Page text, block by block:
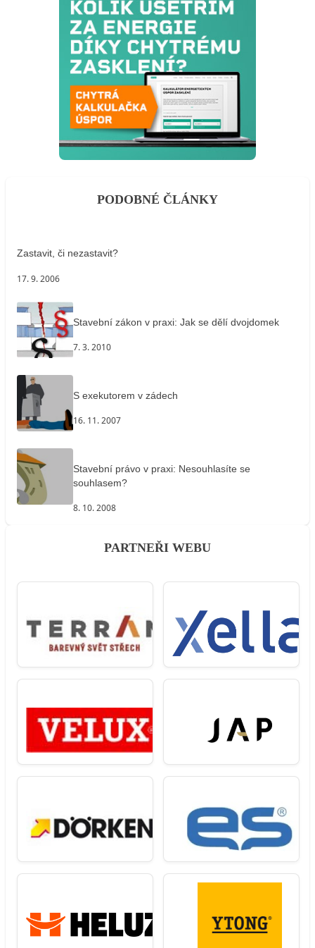
PODOBNÉ ČLÁNKY
Zastavit, či nezastavit?
17. 9. 2006
Stavební zákon v praxi: Jak se dělí dvojdomek
7. 3. 2010
S exekutorem v zádech
16. 11. 2007
Stavební právo v praxi: Nesouhlasíte se
souhlasem?
8. 10. 2008
PARTNEŘI WEBU